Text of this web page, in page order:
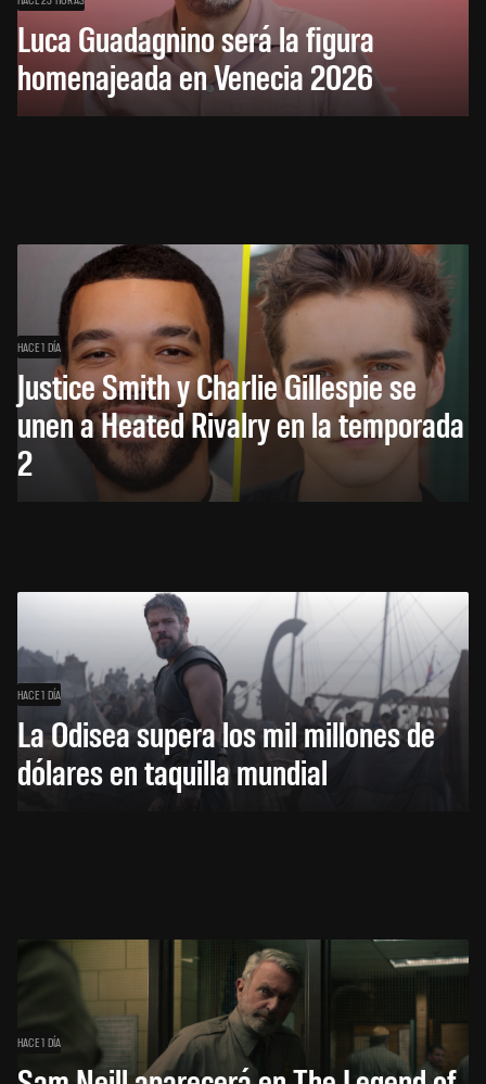
Luca Guadagnino será la figura
homenajeada en Venecia 2026
HACE 1 DÍA
Justice Smith y Charlie Gillespie se
unen a Heated Rivalry en la temporada
2
HACE 1 DÍA
La Odisea supera los mil millones de
dólares en taquilla mundial
HACE 1 DÍA